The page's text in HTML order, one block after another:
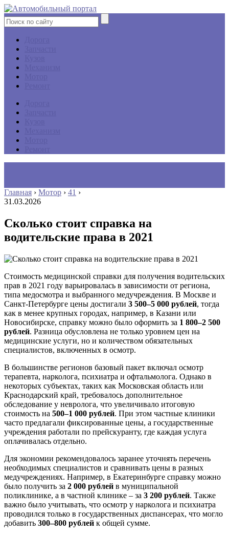
Главная › Мотор › 41 ›
31.03.2026
Сколько стоит справка на
водительские права в 2021
Стоимость медицинской справки для получения водительских
прав в 2021 году варьировалась в зависимости от региона,
типа медосмотра и выбранного медучреждения. В Москве и
Санкт-Петербурге цены достигали 3 500–5 000 рублей, тогда
как в менее крупных городах, например, в Казани или
Новосибирске, справку можно было оформить за 1 800–2 500
рублей. Разница обусловлена не только уровнем цен на
медицинские услуги, но и количеством обязательных
специалистов, включенных в осмотр.
В большинстве регионов базовый пакет включал осмотр
терапевта, нарколога, психиатра и офтальмолога. Однако в
некоторых субъектах, таких как Московская область или
Краснодарский край, требовалось дополнительное
обследование у невролога, что увеличивало итоговую
стоимость на 500–1 000 рублей. При этом частные клиники
часто предлагали фиксированные цены, а государственные
учреждения работали по прейскуранту, где каждая услуга
оплачивалась отдельно.
Для экономии рекомендовалось заранее уточнять перечень
необходимых специалистов и сравнивать цены в разных
медучреждениях. Например, в Екатеринбурге справку можно
было получить за 2 000 рублей в муниципальной
поликлинике, а в частной клинике – за 3 200 рублей. Также
важно было учитывать, что осмотр у нарколога и психиатра
проводился только в государственных диспансерах, что могло
добавить 300–800 рублей к общей сумме.